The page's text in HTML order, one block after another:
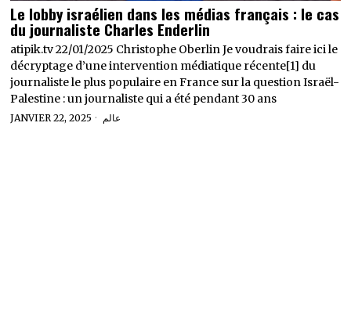
Le lobby israélien dans les médias français : le cas
du journaliste Charles Enderlin
atipik.tv 22/01/2025 Christophe Oberlin Je voudrais faire ici le
décryptage d’une intervention médiatique récente[1] du
journaliste le plus populaire en France sur la question Israël-
Palestine : un journaliste qui a été pendant 30 ans
JANVIER 22, 2025 عالم